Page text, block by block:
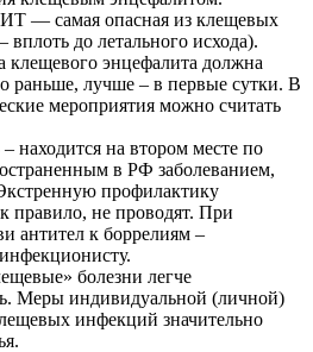
самая опасная из клещевых
до летального исхода).
клещевого энцефалита должна
раньше, лучше – в первые сутки. В
мероприятия можно считать
на втором месте по
в РФ заболеванием,
профилактику
правило, не проводят. При
антител к боррелиям –
болезни легче
Меры индивидуальной (личной)
инфекций значительно